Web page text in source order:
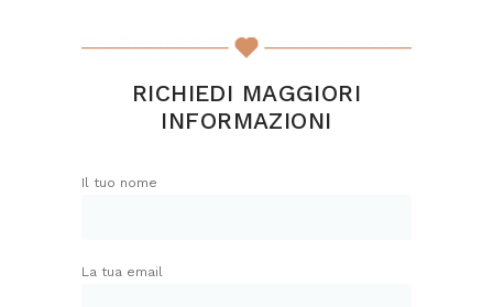
RICHIEDI MAGGIORI
INFORMAZIONI
Il tuo nome
La tua email